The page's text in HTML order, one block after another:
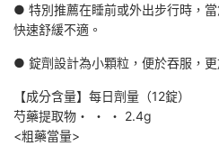
● 特別推薦在睡前或外出步行時，
快速舒緩不適。
● 錠劑設計為小顆粒，便於吞服，更
【成分含量】 每日劑量（12錠）
芍藥提取物・ ・ ・ 2.4g
<粗藥當量>